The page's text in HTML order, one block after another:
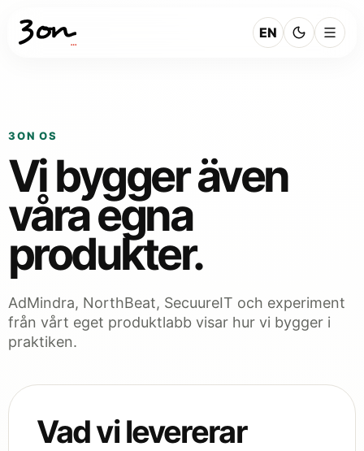
EN
3ON OS
Vi bygger även
våra egna
produkter.
AdMindra, NorthBeat, SecuureIT och experiment
från vårt eget produktlabb visar hur vi bygger i
praktiken.
Vad vi levererar